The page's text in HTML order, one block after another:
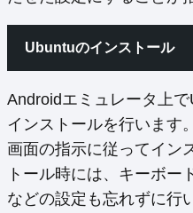
Ubuntuのインストール
Androidエミュレータ上
インストールを行います
画面の指示に従ってイン
トール時には、キーボー
などの設定も忘れずに行